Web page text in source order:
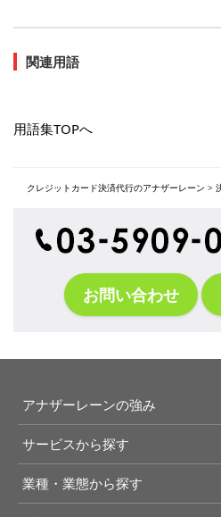
関連用語
用語集TOPへ
クレジットカード決済代行のアナザーレーン >
お問い合わせ
アナザーレーンの強み
サービスから探す
業種・業態から探す